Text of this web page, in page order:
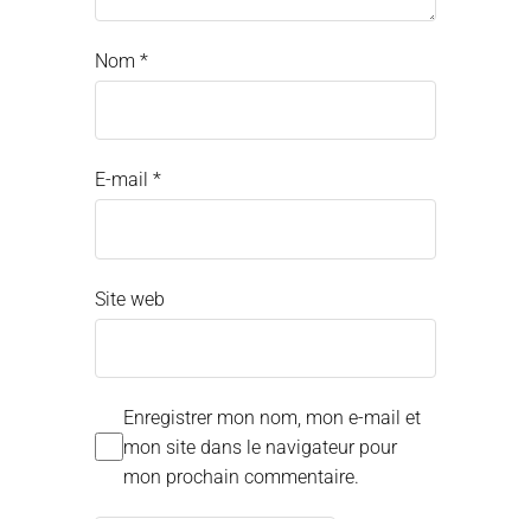
Nom *
E-mail *
Site web
Enregistrer mon nom, mon e-mail et
mon site dans le navigateur pour
mon prochain commentaire.